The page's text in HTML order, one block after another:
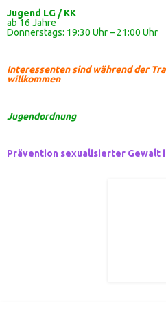
Jugend LG / KK
ab 16 Jahre
Donnerstags: 19:30 Uhr – 21:00 Uhr
Interessenten sind während der
willkommen
Jugendordnung
Prävention sexualisierter Gewalt